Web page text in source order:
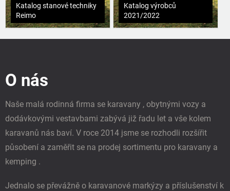
Katalog stanové techniky
Reimo
Katalog výrobců
2021/2022
O nás
Naše malá rodinná firma se karavany , obytnými vozy a
dodávkovými vestavbami zabývá již řadu let a vše kolem
karavanů nás baví. V roce 2014 jsme se rozhodli rozšířit
působení a zaměřit se na prodej sortimentu pro karavany a
kemping .
Jednalo se převážně o karavanové markýzy a příslušenství k